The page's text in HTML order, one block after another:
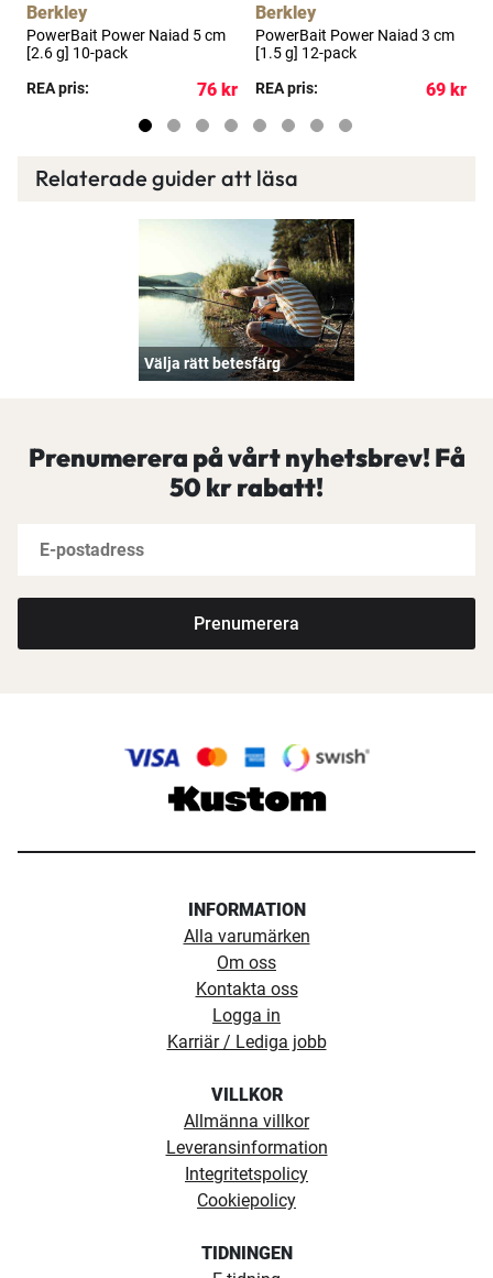
Berkley
PowerBait Power Naiad 5 cm
[2.6 g] 10-pack
REA pris:
76 kr
Berkley
PowerBait Power Naiad 3 cm
[1.5 g] 12-pack
REA pris:
69 kr
Relaterade guider att läsa
Välja rätt betesfärg
Prenumerera på vårt nyhetsbrev! Få
50 kr rabatt!
Prenumerera
INFORMATION
Alla varumärken
Om oss
Kontakta oss
Logga in
Karriär / Lediga jobb
VILLKOR
Allmänna villkor
Leveransinformation
Integritetspolicy
Cookiepolicy
TIDNINGEN